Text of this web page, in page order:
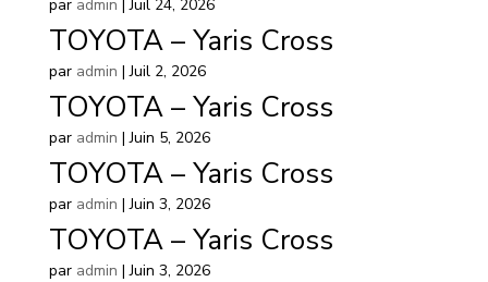
par admin |Juil 24, 2026
TOYOTA – Yaris Cross
par admin |Juil 2, 2026
TOYOTA – Yaris Cross
par admin |Juin 5, 2026
TOYOTA – Yaris Cross
par admin |Juin 3, 2026
TOYOTA – Yaris Cross
par admin |Juin 3, 2026